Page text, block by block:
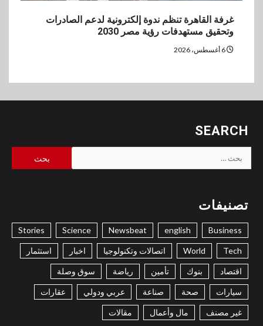
غرفة القاهرة تنظم ندوة إلكترونية لدعم الصادرات
وتحقيق مستهدفات رؤية مصر 2030
SEARCH
البحث
عن:
تصنيفات
Business
english
Newsbeat
Science
Stories
Tech
World اتصالات وتكنولوجيا اخبار استثمار
اقتصاد بنوك تأمين رياضة سوق وصلة
سيارات صحة صناعة عربي ودولي عقارات
غير مصنف مال وأعمال مقالات